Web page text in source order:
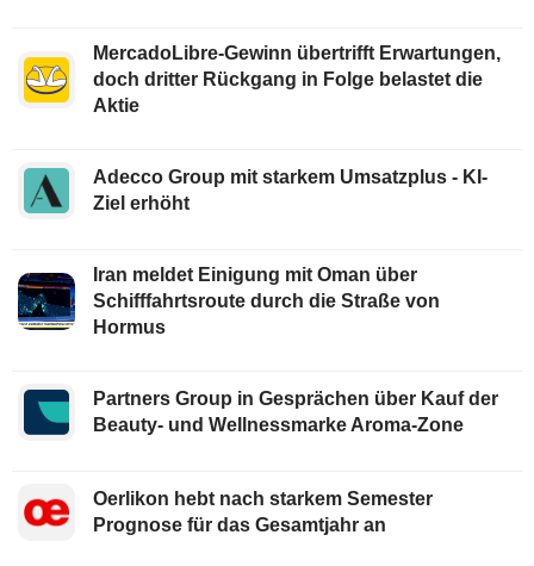
MercadoLibre-Gewinn übertrifft Erwartungen,
doch dritter Rückgang in Folge belastet die
Aktie
Adecco Group mit starkem Umsatzplus - KI-
Ziel erhöht
Iran meldet Einigung mit Oman über
Schifffahrtsroute durch die Straße von
Hormus
Partners Group in Gesprächen über Kauf der
Beauty- und Wellnessmarke Aroma-Zone
Oerlikon hebt nach starkem Semester
Prognose für das Gesamtjahr an